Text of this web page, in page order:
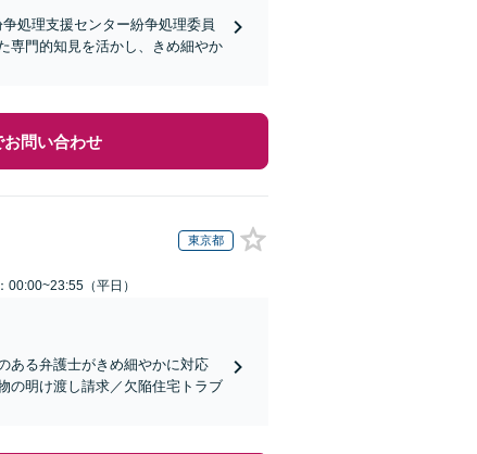
処理支援センター紛争処理委員
専門的知見を活かし、きめ細やか
お問い合わせ
東京都
00:00~23:55（平日）
ある弁護士がきめ細やかに対応
の明け渡し請求／欠陥住宅トラブ